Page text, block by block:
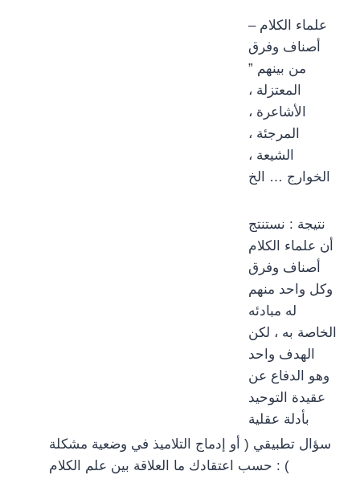
– علماء الكلام
أصناف وفرق
من بينهم ”
المعتزلة ،
الأشاعرة ،
المرجئة ،
الشيعة ،
الخوارج … الخ
نتيجة : نستنتج
أن علماء الكلام
أصناف وفرق
وكل واحد منهم
له مبادئه
الخاصة به ، لكن
الهدف واحد
وهو الدفاع عن
عقيدة التوحيد
بأدلة عقلية
سؤال تطبيقي ( أو إدماج التلاميذ في وضعية مشكلة
) : حسب اعتقادك ما العلاقة بين علم الكلام